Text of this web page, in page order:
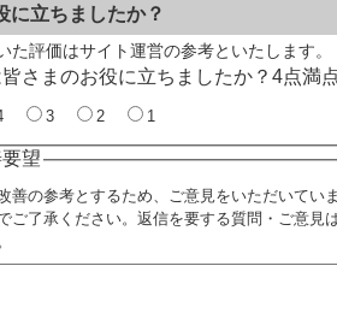
に立ちましたか？
た評価はサイト運営の参考といたします。
さまのお役に立ちましたか？4点満
3 2 1
望
善の参考とするため、ご意見をいただいて
ご了承ください。返信を要する質問・ご意